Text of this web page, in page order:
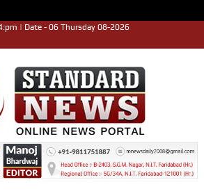
| Date - 06 Thursday 08-2026